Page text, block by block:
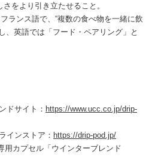
をより引き立たせること。
ランス語で、“複数の食べ物を一緒に飲
、英語では「フード・ペアリング」と
ドサイト： https://www.ucc.co.jp/drip-
インストア： https://drip-pod.jp/
カプセル「ウインターブレンド